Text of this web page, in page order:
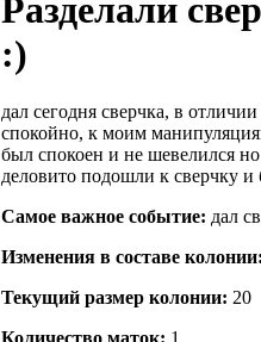
Разделали
:)
дал сегодня сверчка, в
спокойно, к моим
был спокоен и не шевелился
деловито подошли к сверчку и
Самое важное событие: дал
Изменения в составе
Текущий размер кoлонии: 20